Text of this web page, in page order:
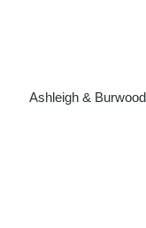
Ashleigh & Burwood